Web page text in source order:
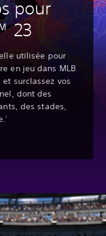
pour
23
utilisée pour
en jeu dans MLB
et surclassez vos
dont des
des stades,
1